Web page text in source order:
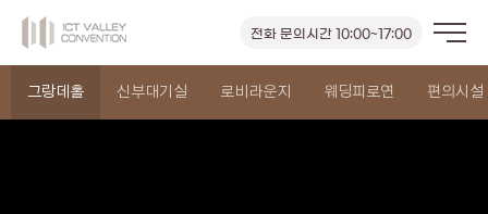
전화 문의시간 10:00~17:00
그랑데홀 신부대기실 로비라운지 웨딩피로연 편의시설